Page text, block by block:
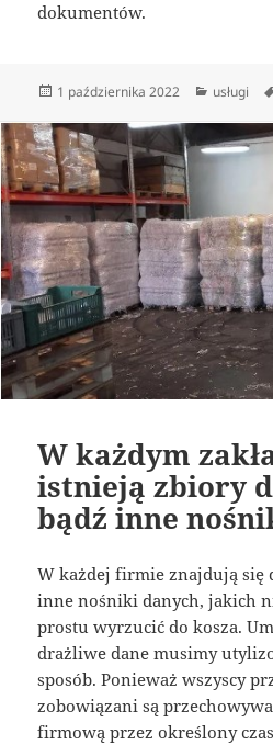
dokumentów.
Data
1 października 2022 Kategorie
usługi
W każdym
istnieją zbiory
bądź inne
W każdej firmie znajdują się
inne nośniki danych, jakich
prostu wyrzucić do kosza.
drażliwe dane musimy
sposób. Ponieważ wszyscy
zobowiązani są
firmową przez określony